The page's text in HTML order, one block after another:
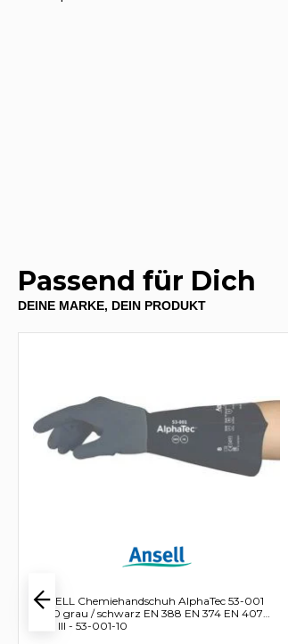
Passend für Dich
DEINE MARKE, DEIN PRODUKT
ANSELL Chemiehandschuh AlphaTec 53-001
Gr.10 grau / schwarz EN 388 EN 374 EN 407
PSA III - 53-001-10